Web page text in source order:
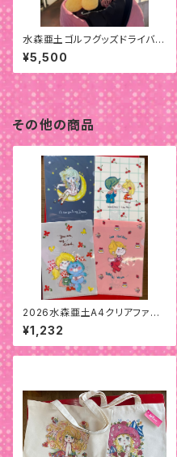
水森亜土ゴルフグッズドライバー
用ヘッドカバー
¥5,500
その他の商品
2026水森亜土A4クリアファイ
ル(4枚)セット
¥1,232